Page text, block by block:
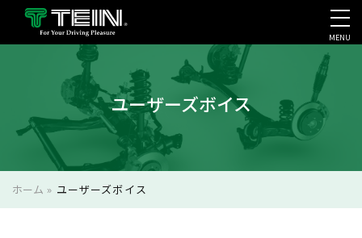
会社案内・採用・IR
MENU
ユーザーズボイス
ホーム » ユーザーズボイス